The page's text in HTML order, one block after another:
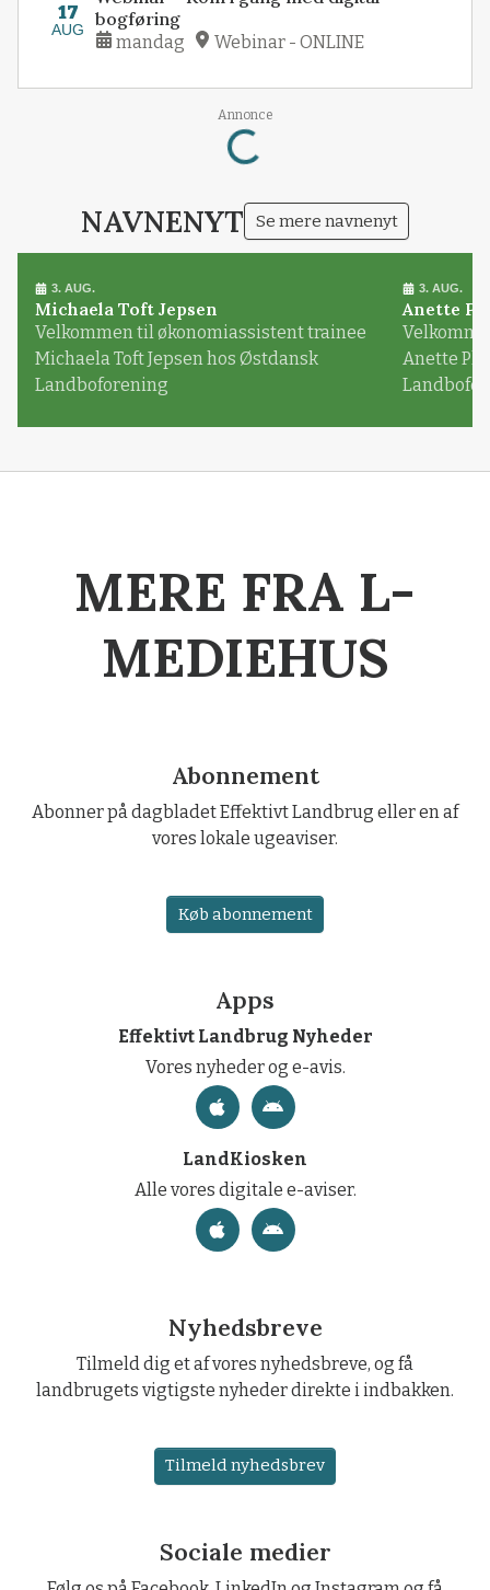
17
AUG
bogføring
mandag Webinar - ONLINE
Annonce
Loading...
NAVNENYT Se mere navnenyt
3. AUG.
Michaela Toft Jepsen
Velkommen til økonomiassistent trainee
Michaela Toft Jepsen hos Østdansk
Landboforening
3. AUG.
Anette
Anette
MERE FRA L-
MEDIEHUS
Abonnement
Abonner på dagbladet Effektivt Landbrug eller en af
vores lokale ugeaviser.
Køb abonnement
Apps
Effektivt Landbrug Nyheder
Vores nyheder og e-avis.
LandKiosken
Alle vores digitale e-aviser.
Nyhedsbreve
Tilmeld dig et af vores nyhedsbreve, og få
landbrugets vigtigste nyheder direkte i indbakken.
Tilmeld nyhedsbrev
Sociale medier